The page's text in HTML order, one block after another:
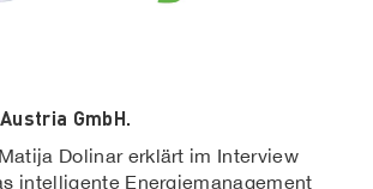
Austria GmbH.
Dolinar erklärt im Interview
intelligente Energiemanagement